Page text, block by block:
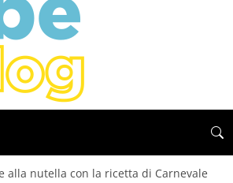
alla nutella con la ricetta di Carnevale